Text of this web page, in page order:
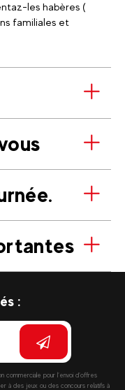
les habères (
familiales et
:
commerciale pour l’envoi d’offres
à des jeux ou des concours relatifs à